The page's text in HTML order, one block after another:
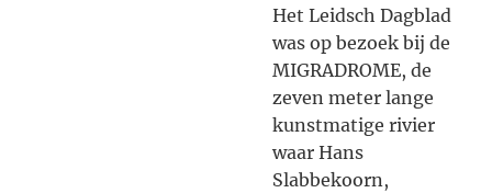
Het Leidsch Dagblad
was op bezoek bij de
MIGRADROME, de
zeven meter lange
kunstmatige rivier
waar Hans
Slabbekoorn,